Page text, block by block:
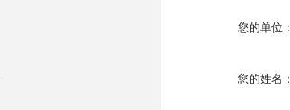
您的单位：
您的姓名：